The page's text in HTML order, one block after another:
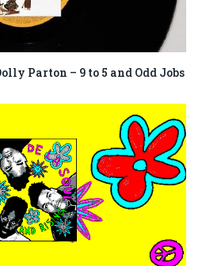
Parton – 9 to 5 and Odd Jobs